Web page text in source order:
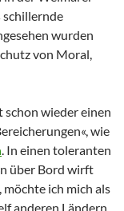
schillernde
wurden
von Moral,
schon wieder einen
wie
. In einen toleranten
über Bord wirft
ich mich als
anderen Ländern